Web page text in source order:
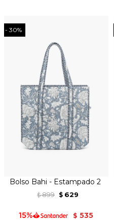
30
Bolso Bahi - Estampado 2
$ 899 $ 629
$ 535